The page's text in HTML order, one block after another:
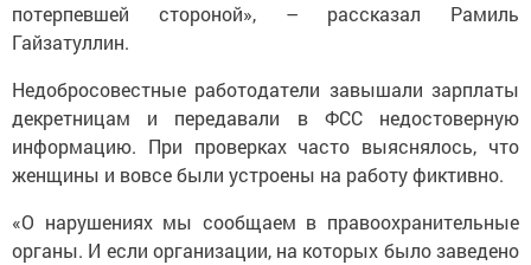
потерпевшей стороной», – рассказал Рамиль
Гайзатуллин.
Недобросовестные работодатели завышали зарплаты
декретницам и передавали в ФСС недостоверную
информацию. При проверках часто выяснялось, что
женщины и вовсе были устроены на работу фиктивно.
«О нарушениях мы сообщаем в правоохранительные
органы. И если организации, на которых было заведено